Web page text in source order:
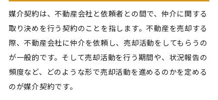
媒介契約は、不動産会社と依頼者との間で、仲介に関する
取り決めを行う契約のことを指します。不動産を売却する
際、不動産会社に仲介を依頼し、売却活動をしてもらうの
が一般的です。そして売却活動を行う期間や、状況報告の
頻度など、どのような形で売却活動を進めるのかを定める
のが媒介契約です。